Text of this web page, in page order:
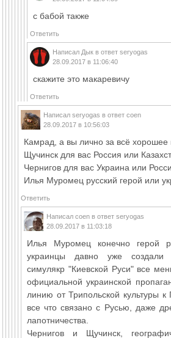
с бабой также
Ответить
Написал Дык в ответ seryogas
28.09.2017 в 11:06:40
скажите это макаревичу
Ответить
Написал seryogas в ответ coen
28.09.2017 в 10:56:03
Камрад, а вы лично за всё хорошее
Щучинск для вас Россия или
Чернигов для вас Украина или
Илья Муромец русский герой или
Ответить
Написал coen в ответ seryogas
28.09.2017 в 11:03:18
Илья Муромец конечно герой
украинцы давно уже
симулякр "Киевской Руси" все
официальной украинской
линию от Трипольской культуры к
все что связано с Русью, даже
лапотничества.
Чернигов и Щучинск,